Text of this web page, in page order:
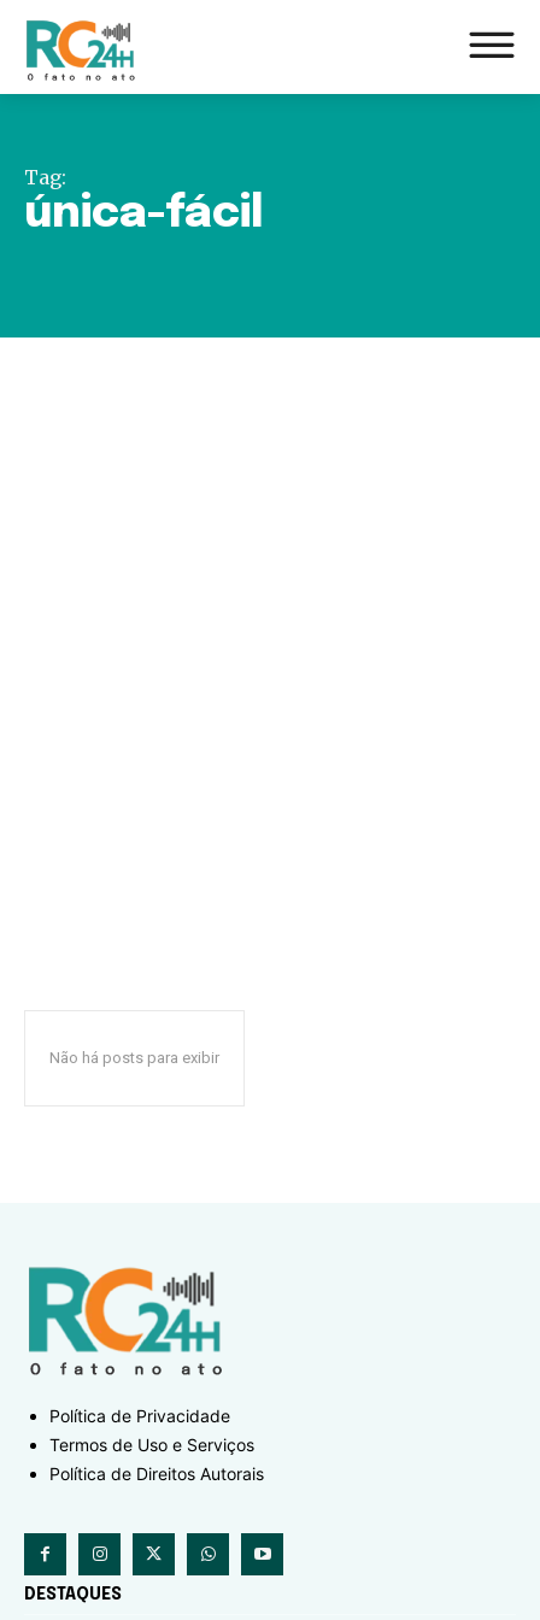
Tag:
única-fácil
Não há posts para exibir
Política de Privacidade
Termos de Uso e Serviços
Política de Direitos Autorais
DESTAQUES